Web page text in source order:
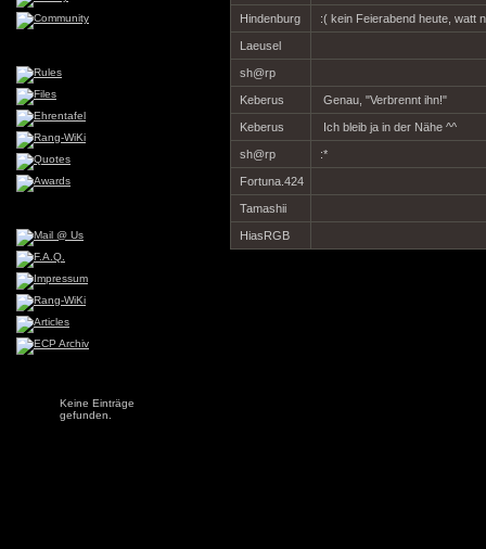
Keine Einträge
gefunden.
Hindenburg :( kein Feierabend heute, watt
Laeusel
sh@rp
Keberus Genau, "Verbrennt ihn!"
Keberus Ich bleib ja in der Nähe ^^
sh@rp :*
Fortuna.424
Tamashii
HiasRGB